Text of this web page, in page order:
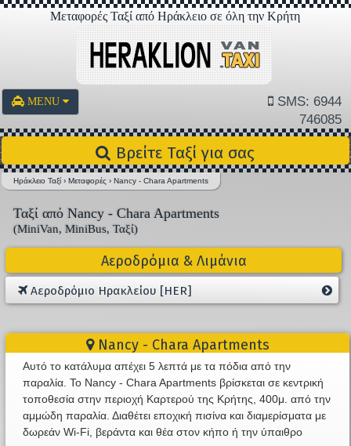
Μεταφορές Ταξί από Ηράκλειο σε όλη την Κρήτη
MENU
SMS: 6944
746085
Βρείτε Ταξί για σας
Ηράκλειο Ταξί ›Μεταφορές ›Nancy - Chara Apartments
Ταξί από Nancy - Chara Apartments
(MiniVan, MiniBus, Ταξί)
Αεροδρόμια & Λιμάνια
Αεροδρόμιο Ηρακλείου [HER]
Nancy - Chara Apartments
Αυτό το κατάλυμα απέχει 5 λεπτά με τα πόδια από την
παραλία. Το Nancy - Chara Apartments βρίσκεται σε κεντρική
τοποθεσία στην περιοχή Καρτερού της Κρήτης, 400μ. από την
αμμώδη παραλία. Διαθέτει εποχική πισίνα και διαμερίσματα με
δωρεάν Wi-Fi, βεράντα και θέα στον κήπο ή την ύπαιθρο